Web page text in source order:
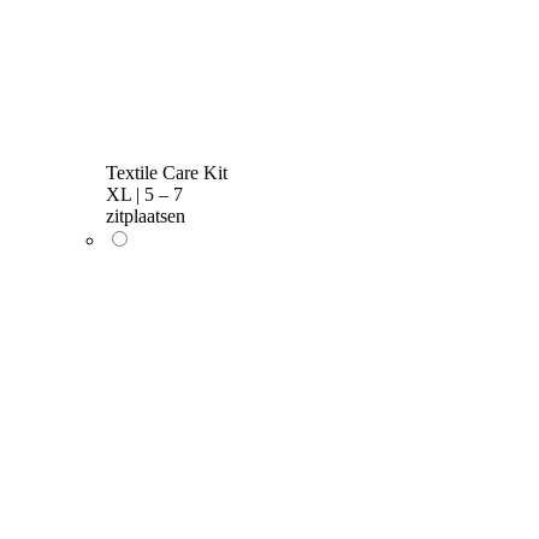
Textile Care Kit
XL | 5 – 7
zitplaatsen